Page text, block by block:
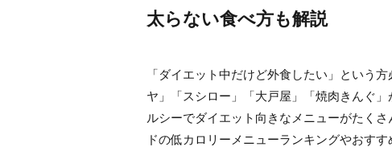
太らない食べ方も解説
「ダイエット中だけど外食したい」という
ヤ」「スシロー」「大戸屋」「焼肉きんぐ
ルシーでダイエット向きなメニューがたく
ドの低カロリーメニューランキングやおす